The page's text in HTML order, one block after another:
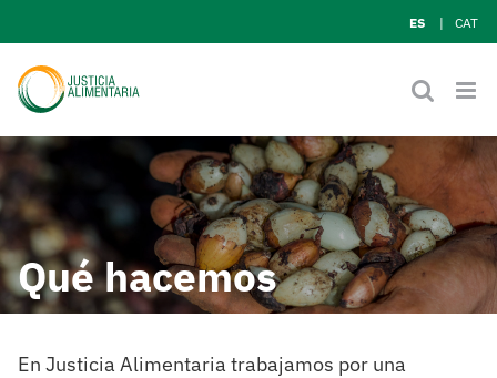
to
content
ES CAT
Qué hacemos
En Justicia Alimentaria trabajamos por una